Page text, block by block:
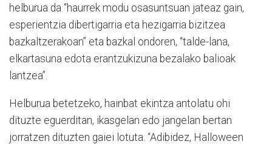
helburua da “haurrek modu osasuntsuan jateaz gain,
esperientzia dibertigarria eta hezigarria bizitzea
bazkaltzerakoan” eta bazkal ondoren, “talde-lana,
elkartasuna edota erantzukizuna bezalako balioak
lantzea”.
Helburua betetzeko, hainbat ekintza antolatu ohi
dituzte eguerditan, ikasgelan edo jangelan bertan
jorratzen dituzten gaiei lotuta. “Adibidez, Halloween